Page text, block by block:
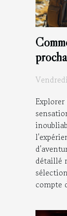
détaillé
compte